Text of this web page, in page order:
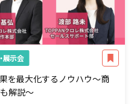
展示会
を最大化するノウハウ～商
解説～